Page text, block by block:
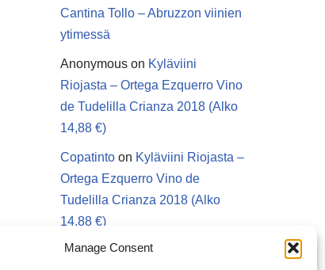
Manage Consent
Cantina Tollo – Abruzzon viinien
ytimessä
Anonymouson Kyläviini
Riojasta – Ortega Ezquerro Vino
de Tudelilla Crianza 2018 (Alko
14,88 €)
Copatintoon Kyläviini Riojasta –
Ortega Ezquerro Vino de
Tudelilla Crianza 2018 (Alko
14,88 €)
Sanna van Herwaarden